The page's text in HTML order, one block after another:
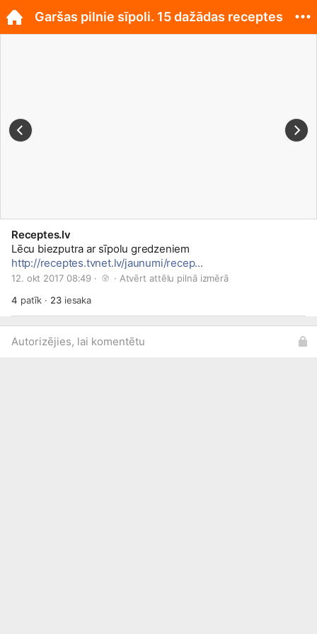
Receptes.lv
Lēcu biezputra ar sīpolu gredzeniem
http://receptes.tvnet.lv/jaunumi/recep...
12. okt 2017 08:49 · · Atvērt attēlu pilnā izmērā
4 patīk · 23iesaka
Autorizējies, lai komentētu
Garšas pilnie sīpoli. 15 dažādas receptes